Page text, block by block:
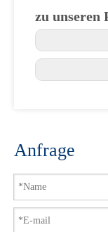
zu unseren
Anfrage